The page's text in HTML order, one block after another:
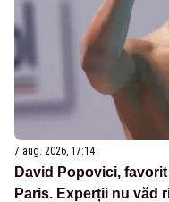
7 aug. 2026, 17:14
David Popovici,
Paris. Experții nu văd